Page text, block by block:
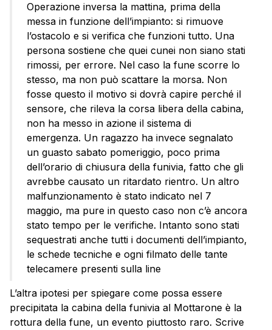
Operazione inversa la mattina, prima della
messa in funzione dell’impianto: si rimuove
l’ostacolo e si verifica che funzioni tutto. Una
persona sostiene che quei cunei non siano stati
rimossi, per errore. Nel caso la fune scorre lo
stesso, ma non può scattare la morsa. Non
fosse questo il motivo si dovrà capire perché il
sensore, che rileva la corsa libera della cabina,
non ha messo in azione il sistema di
emergenza. Un ragazzo ha invece segnalato
un guasto sabato pomeriggio, poco prima
dell’orario di chiusura della funivia, fatto che gli
avrebbe causato un ritardato rientro. Un altro
malfunzionamento è stato indicato nel 7
maggio, ma pure in questo caso non c’è ancora
stato tempo per le verifiche. Intanto sono stati
sequestrati anche tutti i documenti dell’impianto,
le schede tecniche e ogni filmato delle tante
telecamere presenti sulla line
L’altra ipotesi per spiegare come possa essere
precipitata la cabina della funivia al Mottarone è la
rottura della fune, un evento piuttosto raro. Scrive